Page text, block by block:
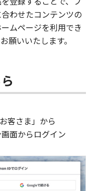
わせたコンテンツの
ムページを利用でき
願いいたします。
客さま」から
面からログイン